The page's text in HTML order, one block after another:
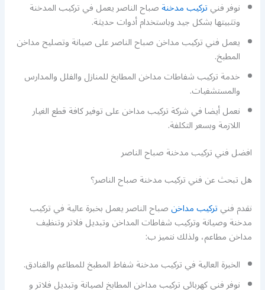
نوفر فنيتركيب مدخنةصباح الناصر يعمل في تركيب المدخنة
وتثبيتها بشكل جيد وباستخدام أدوات حديثة.
يعمل فني تركيب مداخن صباح الناصر على صيانة وتصليح مداخن
المطبخ.
خدمة تركيب شفاطات مداخن المطابخ للمنازل والفلل والمدارس
والمستشفيات.
نعمل أيضا في شركة تركيب مداخن على توفير كافة قطع الغيار
اللازمة وبسعر التكلفة.
افضل فني تركيب مدخنة صباح الناصر
هل تبحث عن فني تركيب مدخنة صباح الناصر؟
نقدم فنيتركيب مداخنصباح الناصر يعمل بخبرة عالية في تركيب
مدخنة وصيانة وتركيب شفاطات المداخن وتبديل فلاتر وتنظيف
مداخن مطاعم، ولذلك نتميز ب:
الخبرة العالية في تركيب مدخنة شفاط المطبخ للمطاعم والفنادق.
نوفر فني كهربائي تركيب مداخن المطابخ لصيانة وتبديل فلاتر و